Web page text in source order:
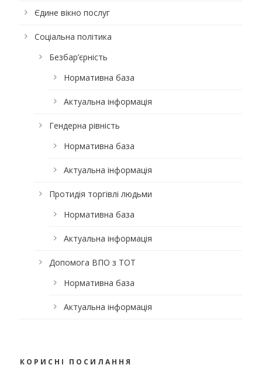
Єдине вікно послуг
Соціальна політика
Безбар’єрність
Нормативна база
Актуальна інформація
Гендерна рівність
Нормативна база
Актуальна інформація
Протидія торгівлі людьми
Нормативна база
Актуальна інформація
Допомога ВПО з ТОТ
Нормативна база
Актуальна інформація
КОРИСНІ ПОСИЛАННЯ